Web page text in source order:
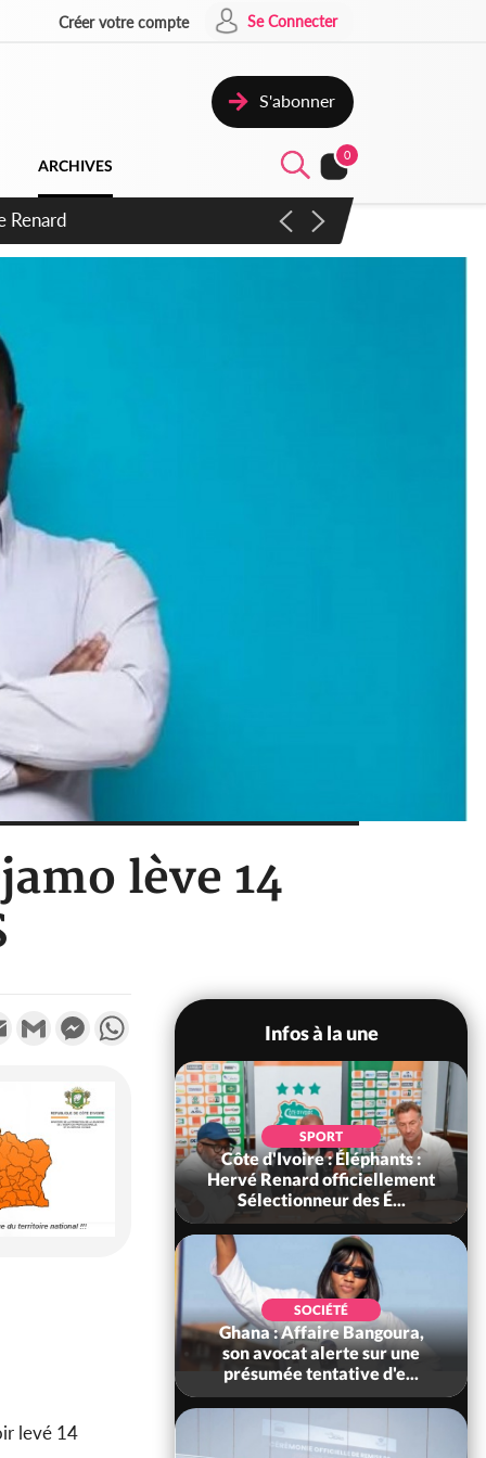
Créer votre compte Se Connecter
S'abonner
ARCHIVES
0
des civils
lève 14
Email Gmail MessengerWhatsApp
levé 14
Infos à la une
: Violences
Kossandji (Mé)
03 morts, A...
SPORT
Côte d'Ivoire : Éléphants :
Hervé Renard officiellement
Sélectionneur des É...
SOCIÉTÉ
Ghana : Affaire Bangoura,
son avocat alerte sur une
présumée tentative d'e...